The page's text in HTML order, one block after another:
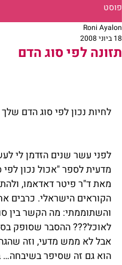
פוסט
תזונה לפי סוג הדם
Roni Ayalon
18 ביוני 2008
לחיות נכון לפי סוג הדם שלך
לפני עשר שנים הזדמן לי
מדעית לספר "אכול נכון
מאת ד"ר פיטר דאדאמו,
הקוראים הישראלי. כרבים
והשתוממתי: מה הקשר בין
לאוכל??? ההסבר שסופק
אבל לא ממש מדעי, וזה
הוא גם זה שסיפר בשיבחה…